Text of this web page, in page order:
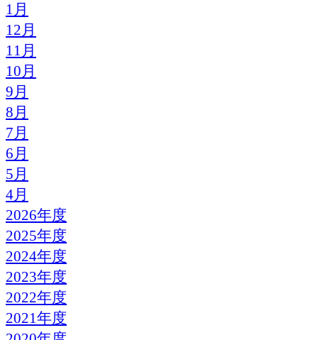
1月
12月
11月
10月
9月
8月
7月
6月
5月
4月
2026年度
2025年度
2024年度
2023年度
2022年度
2021年度